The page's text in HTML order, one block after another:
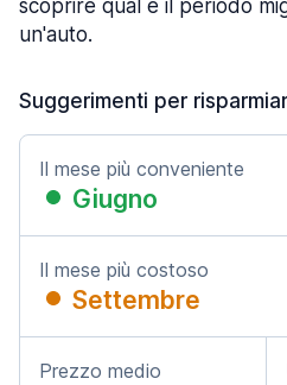
scoprire qual è il periodo
un'auto.
Suggerimenti per
Il mese più conveniente
Giugno
Il mese più costoso
Settembre
Prezzo medio